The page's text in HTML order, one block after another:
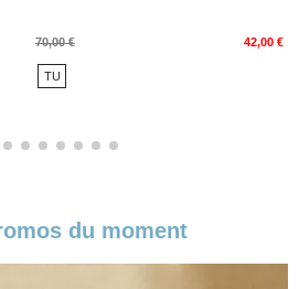
70,00 € 42,00 €
TU
du moment